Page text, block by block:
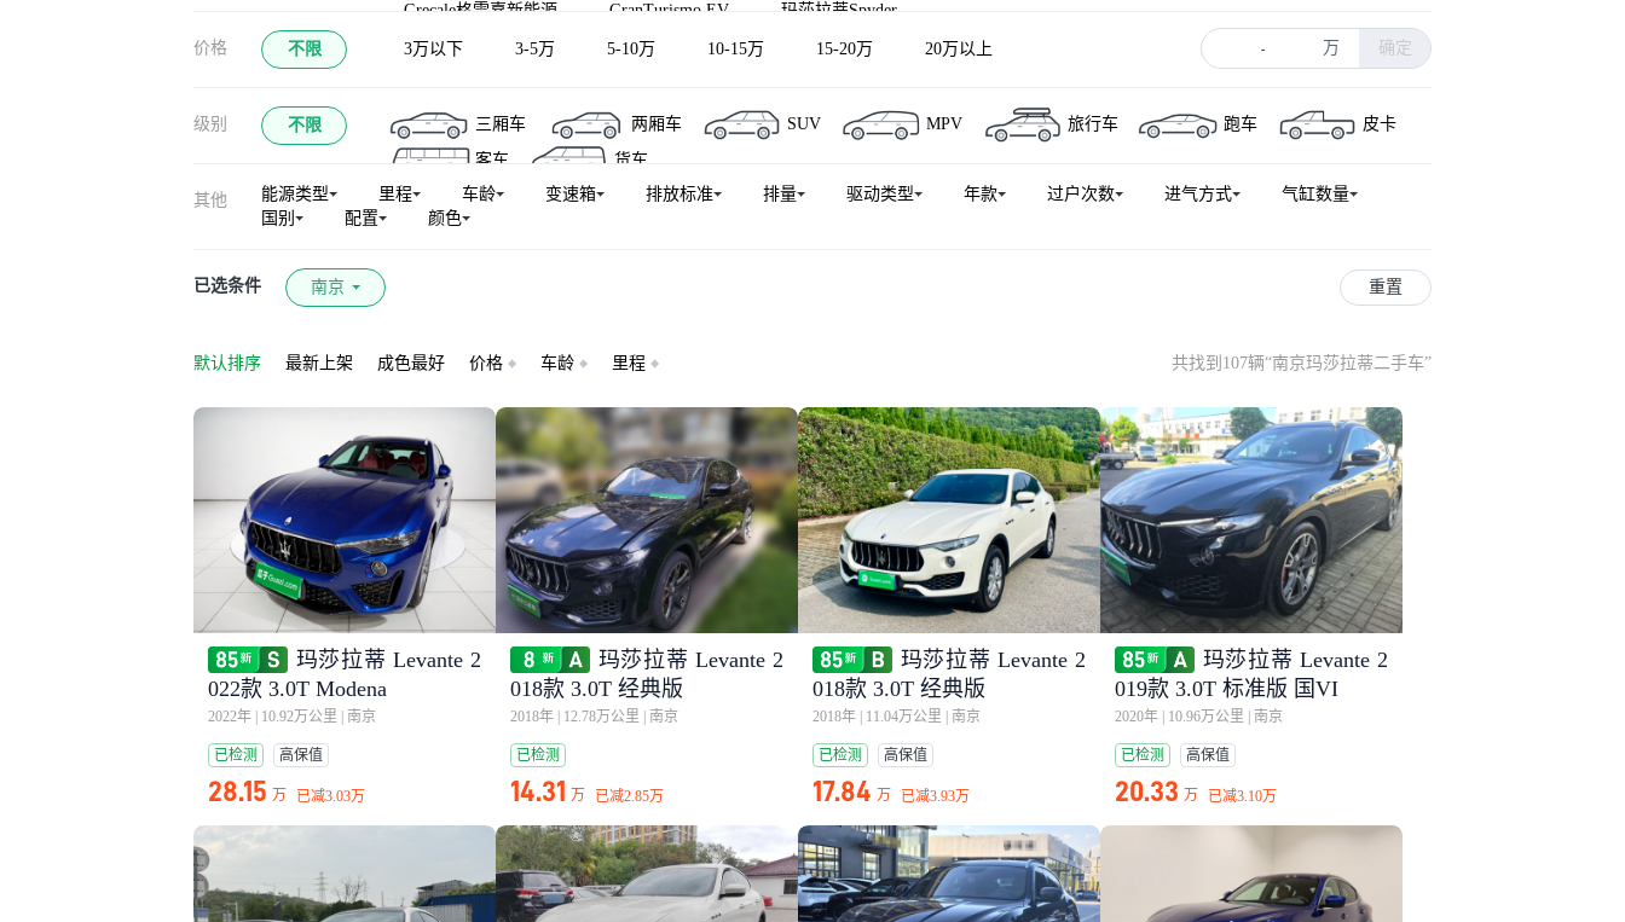
Grecale格雷嘉新能源 GranTurismo EV 玛莎拉蒂Spyder
价格 不限 3万以下 3-5万 5-10万 10-15万 15-20万 20万以上 - 万 确定
级别 不限 三厢车 两厢车 SUV MPV 旅行车 跑车
皮卡
客车
货车
其他 能源类型 里程 车龄 变速箱 排放标准 排量 驱动类型 年款 过户次数 进气方式
气缸数量
国别
配置 颜色
已选条件 南京 重置
默认排序 最新上架 成色最好 价格 车龄 里程 共找到107辆“南京玛莎拉蒂二手车”
玛莎拉蒂 Levante 2
022款 3.0T Modena
2022年 10.92万公里 南京
已检测 高保值
28.15 万 已减3.03万
玛莎拉蒂 Levante 2
018款 3.0T 经典版
2018年 12.78万公里 南京
已检测
14.31 万 已减2.85万
玛莎拉蒂 Levante 2
018款 3.0T 经典版
2018年 11.04万公里 南京
已检测 高保值
17.84 万 已减3.93万
玛莎拉蒂 Levante 2
019款 3.0T 标准版 国VI
2020年 10.96万公里 南京
已检测 高保值
20.33 万 已减3.10万